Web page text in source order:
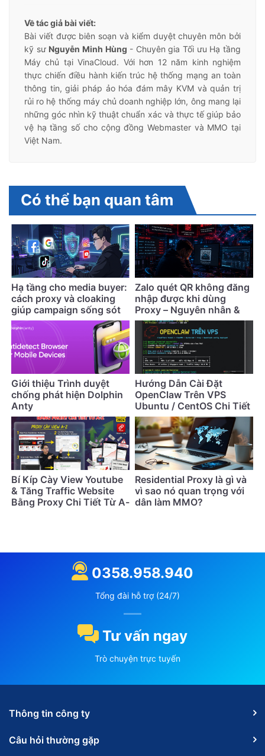
Về tác giả bài viết:
Bài viết được biên soạn và kiểm duyệt chuyên môn bởi
kỹ sư Nguyễn Minh Hùng - Chuyên gia Tối ưu Hạ tầng
Máy chủ tại VinaCloud. Với hơn 12 năm kinh nghiệm
thực chiến điều hành kiến trúc hệ thống mạng an toàn
thông tin, giải pháp ảo hóa đám mây KVM và quản trị
rủi ro hệ thống máy chủ doanh nghiệp lớn, ông mang lại
những góc nhìn kỹ thuật chuẩn xác và thực tế giúp bảo
vệ hạ tầng số cho cộng đồng Webmaster và MMO tại
Việt Nam.
Có thể bạn quan tâm
Hạ tầng cho media buyer:
cách proxy và cloaking
giúp campaign sống sót
lâu hơn
Zalo quét QR không đăng
nhập được khi dùng
Proxy – Nguyên nhân &
cách khắc phục
Giới thiệu Trình duyệt
chống phát hiện Dolphin
Anty
Hướng Dẫn Cài Đặt
OpenClaw Trên VPS
Ubuntu / CentOS Chi Tiết
Nhất (Cập Nhật 2026)
Bí Kíp Cày View Youtube
& Tăng Traffic Website
Bằng Proxy Chi Tiết Từ A-
Residential Proxy là gì và
vì sao nó quan trọng với
dân làm MMO?
0358.958.940
Tổng đài hỗ trợ (24/7)
Tư vấn ngay
Trò chuyện trực tuyến
Thông tin công ty
Câu hỏi thường gặp